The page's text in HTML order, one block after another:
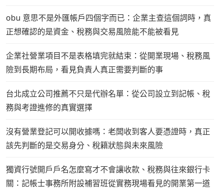
obu 意思不是外匯帳戶四個字而已：企業主查這個詞時，真
正想確認的是資金、稅務與交易風險能不能被看見
企業社營業項目不是表格填完就結束：從開業現場、稅務風
險到長期布局，看見負責人真正需要判斷的事
台北成立公司推薦不只是代辦名單：從公司設立到記帳、稅
務與考證進修的真實選擇
沒有營業登記可以開收據嗎：老闆收到客人要憑證時，真正
該先判斷的是交易身分、稅籍狀態與未來風險
獨資行號開戶戶名怎麼寫才不會讓收款、稅務與往來銀行卡
關：記帳士事務所附設補習班從實務現場看見的開業第一道